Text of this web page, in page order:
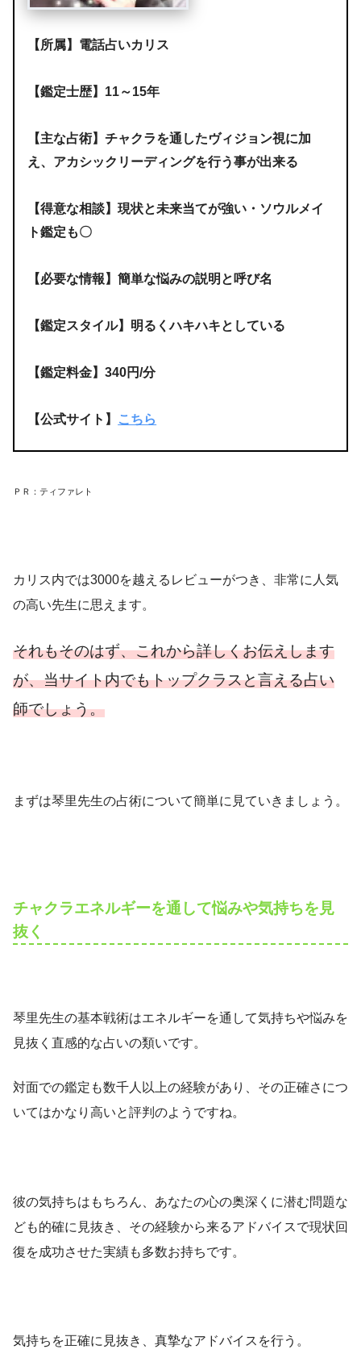
【所属】電話占いカリス
【鑑定士歴】11～15年
【主な占術】チャクラを通したヴィジョン視に加
え、アカシックリーディングを行う事が出来る
【得意な相談】現状と未来当てが強い・ソウルメイ
ト鑑定も〇
【必要な情報】簡単な悩みの説明と呼び名
【鑑定スタイル】明るくハキハキとしている
【鑑定料金】340円/分
【公式サイト】 こちら
ＰＲ：ティファレト
カリス内では3000を越えるレビューがつき、非常に人気
の高い先生に思えます。
それもそのはず、これから詳しくお伝えします
が、当サイト内でもトップクラスと言える占い
師でしょう。
まずは琴里先生の占術について簡単に見ていきましょう。
チャクラエネルギーを通して悩みや気持ちを見
抜く
琴里先生の基本戦術はエネルギーを通して気持ちや悩みを
見抜く直感的な占いの類いです。
対面での鑑定も数千人以上の経験があり、その正確さにつ
いてはかなり高いと評判のようですね。
彼の気持ちはもちろん、あなたの心の奥深くに潜む問題な
ども的確に見抜き、その経験から来るアドバイスで現状回
復を成功させた実績も多数お持ちです。
気持ちを正確に見抜き、真摯なアドバイスを行う。